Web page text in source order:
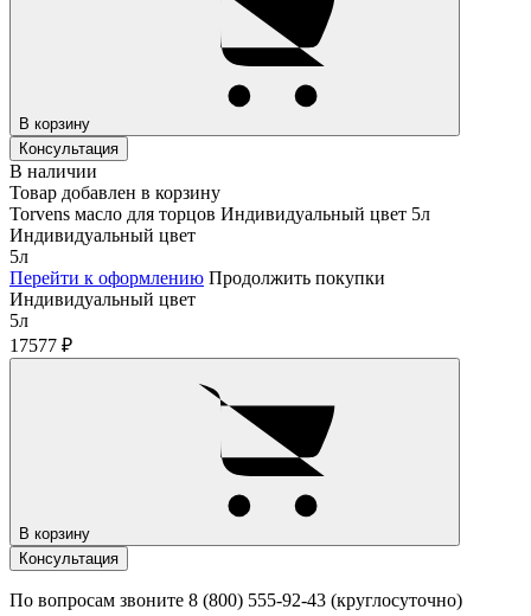
В корзину
Консультация
В наличии
Товар добавлен в корзину
Torvens масло для торцов Индивидуальный цвет 5л
Индивидуальный цвет
5л
Перейти к оформлению Продолжить покупки
Индивидуальный цвет
5л
17577 ₽
В корзину
Консультация
По вопросам звоните 8 (800) 555-92-43 (круглосуточно)